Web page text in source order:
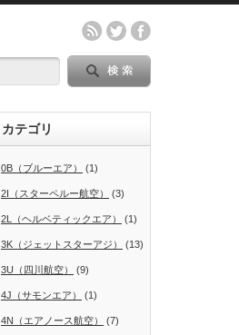
カテゴリ
0B（ブルーエア） (1)
2I（スターペルー航空） (3)
2L（ヘルベティックエア） (1)
3K（ジェットスターアジ） (13)
3U（四川航空） (9)
4J（サモンエア） (1)
4N（エアノース航空） (7)